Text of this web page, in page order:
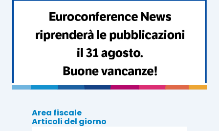
Area fiscale
Articoli del giorno